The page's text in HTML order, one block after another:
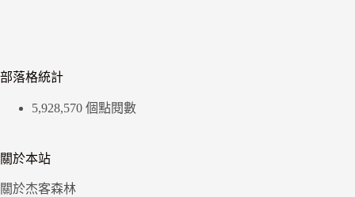
部落格統計
5,928,570 個點閱數
關於本站
關於杰客森林